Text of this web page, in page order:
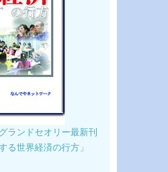
ランドセオリー最新刊
る世界経済の行方」